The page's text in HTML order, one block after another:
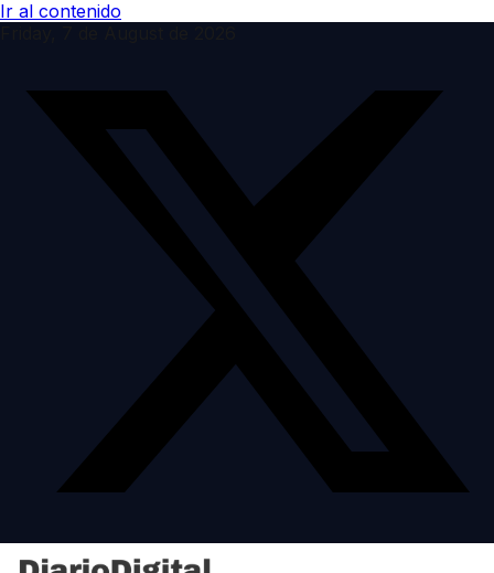
Ir al contenido